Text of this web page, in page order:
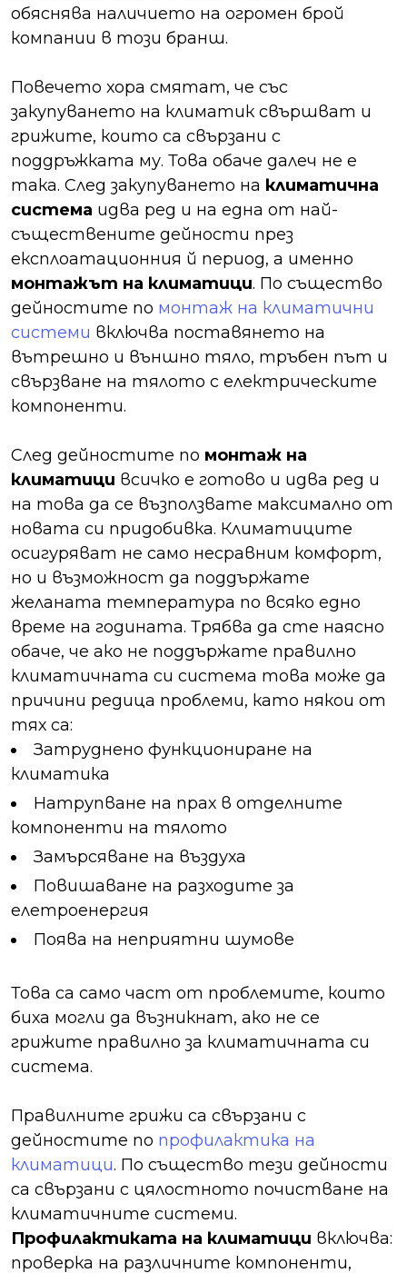
обяснява наличието на огромен брой
компании в този бранш.
Повечето хора смятат, че със
закупуването на климатик свършват и
грижите, които са свързани с
поддръжката му. Това обаче далеч не е
така. След закупуването на климатична
система идва ред и на една от най-
съществените дейности през
експлоатационния й период, а именно
монтажът на климатици. По същество
дейностите по монтаж на климатични
системи включва поставянето на
вътрешно и външно тяло, тръбен път и
свързване на тялото с електрическите
компоненти.
След дейностите по монтаж на
климатици всичко е готово и идва ред и
на това да се възползвате максимално от
новата си придобивка. Климатиците
осигуряват не само несравним комфорт,
но и възможност да поддържате
желаната температура по всяко едно
време на годината. Трябва да сте наясно
обаче, че ако не поддържате правилно
климатичната си система това може да
причини редица проблеми, като някои от
тях са:
Затруднено функциониране на
климатика
Натрупване на прах в отделните
компоненти на тялото
Замърсяване на въздуха
Повишаване на разходите за
елетроенергия
Поява на неприятни шумове
Това са само част от проблемите, които
биха могли да възникнат, ако не се
грижите правилно за климатичната си
система.
Правилните грижи са свързани с
дейностите по профилактика на
климатици. По същество тези дейности
са свързани с цялостното почистване на
климатичните системи.
Профилактиката на климатици включва:
проверка на различните компоненти,